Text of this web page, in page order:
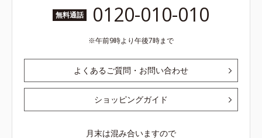
無料通話 0120-010-010
午前9時より午後7時まで
よくあるご質問・お問い合わせ
ショッピングガイド
月末は混み合いますので